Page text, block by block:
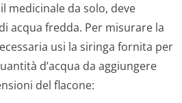
medicinale da solo, deve
acqua fredda. Per misurare la
usi la siringa fornita per
d’acqua da aggiungere
del flacone: